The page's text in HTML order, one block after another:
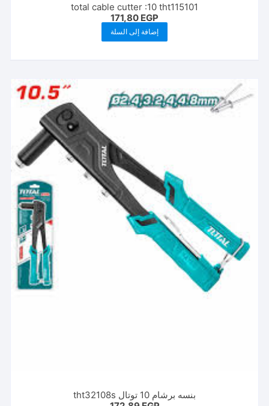
total cable cutter :10 tht115101
171,80 EGP
إضافة إلى السلة
بنسه برشام 10 توتال tht32108s